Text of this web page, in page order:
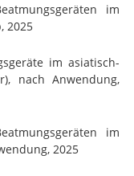
im
2025
im asiatisch-
nach Anwendung,
im
2025